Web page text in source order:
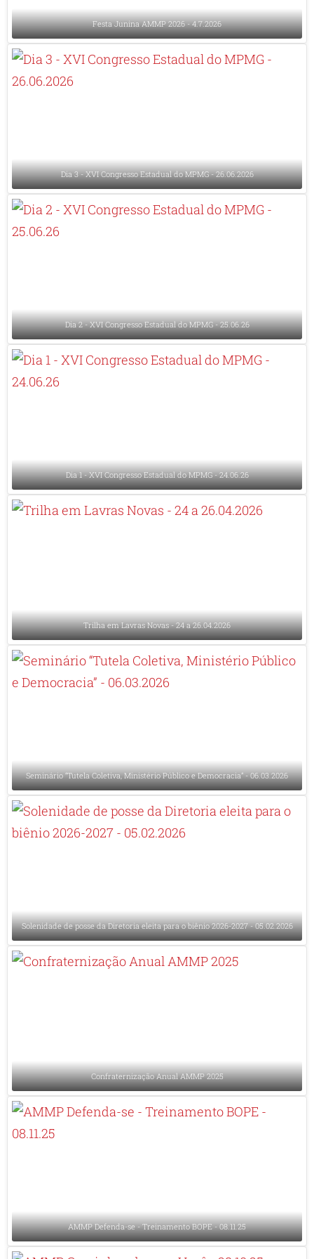
Festa Junina AMMP 2026 - 4.7.2026
Dia 3 - XVI Congresso Estadual do MPMG - 26.06.2026
Dia 2 - XVI Congresso Estadual do MPMG - 25.06.26
Dia 1 - XVI Congresso Estadual do MPMG - 24.06.26
Trilha em Lavras Novas - 24 a 26.04.2026
Seminário “Tutela Coletiva, Ministério Público e Democracia” - 06.03.2026
Solenidade de posse da Diretoria eleita para o biênio 2026-2027 - 05.02.2026
Confraternização Anual AMMP 2025
AMMP Defenda-se - Treinamento BOPE - 08.11.25